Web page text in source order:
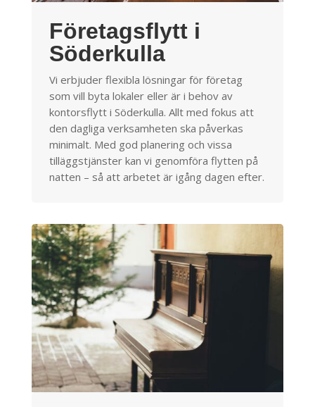
Företagsflytt i
Söderkulla
Vi erbjuder flexibla lösningar för företag
som vill byta lokaler eller är i behov av
kontorsflytt i Söderkulla. Allt med fokus att
den dagliga verksamheten ska påverkas
minimalt. Med god planering och vissa
tilläggstjänster kan vi genomföra flytten på
natten – så att arbetet är igång dagen efter.